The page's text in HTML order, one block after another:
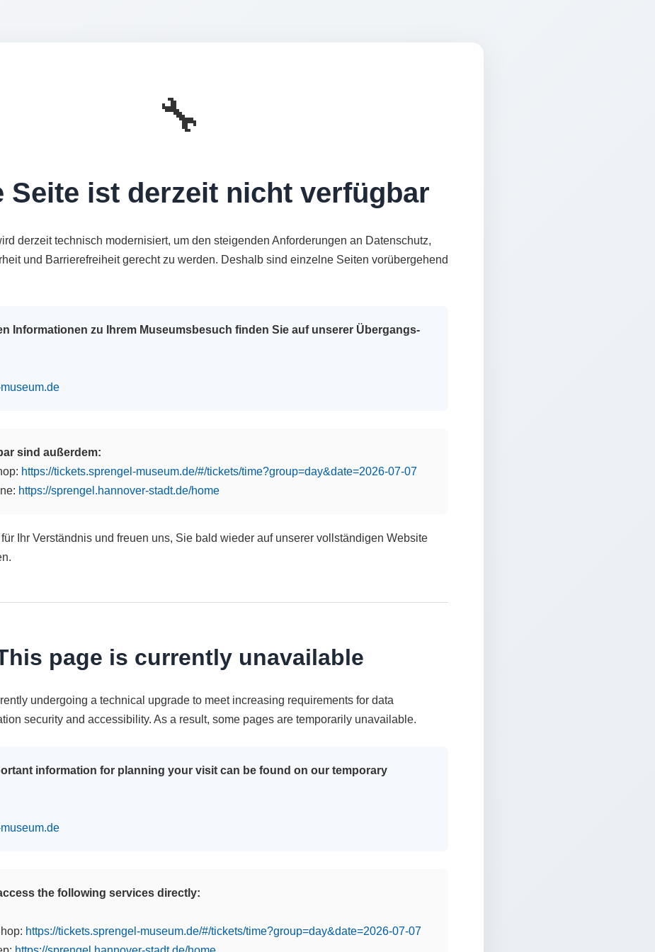
🔧
Seite ist derzeit nicht verfügbar
derzeit technisch modernisiert, um den steigenden Anforderungen an Datenschutz,
und Barrierefreiheit gerecht zu werden. Deshalb sind einzelne Seiten vorübergehend
Informationen zu Ihrem Museumsbesuch finden Sie auf unserer Übergangs-
sind außerdem:
https://tickets.sprengel-museum.de/#/tickets/time?group=day&date=2026-07-07
https://sprengel.hannover-stadt.de/home
Ihr Verständnis und freuen uns, Sie bald wieder auf unserer vollständigen Website
page is currently unavailable
undergoing a technical upgrade to meet increasing requirements for data
security and accessibility. As a result, some pages are temporarily unavailable.
information for planning your visit can be found on our temporary
the following services directly:
https://tickets.sprengel-museum.de/#/tickets/time?group=day&date=2026-07-07